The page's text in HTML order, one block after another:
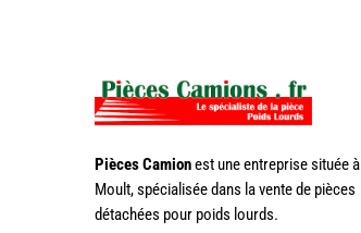
Pièces Camionest une entreprise située à
Moult, spécialisée dans la vente de pièces
détachées pour poids lourds.